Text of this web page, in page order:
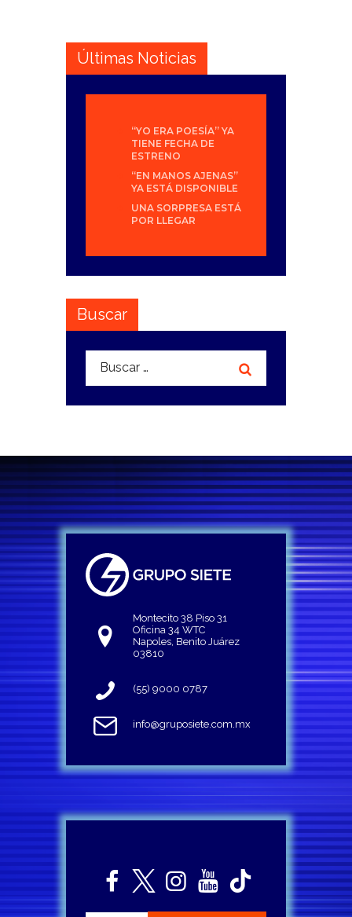
Últimas Noticias
“YO ERA POESÍA” YA
TIENE FECHA DE
ESTRENO
“EN MANOS AJENAS”
YA ESTÁ DISPONIBLE
UNA SORPRESA ESTÁ
POR LLEGAR
Buscar
Buscar:
Montecito 38 Piso 31
Oficina 34 WTC
Napoles, Benito Juárez
03810
(55) 9000 0787
info@gruposiete.com.mx